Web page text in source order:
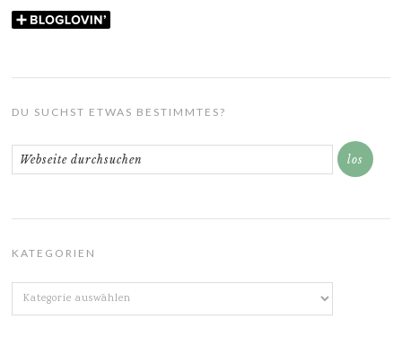
DU SUCHST ETWAS BESTIMMTES?
KATEGORIEN
Kategorien